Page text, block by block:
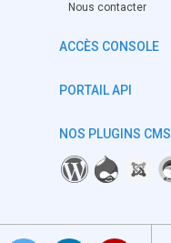
Nous contacter
ACCÈS CONSOLE
PORTAIL API
NOS PLUGINS CMS